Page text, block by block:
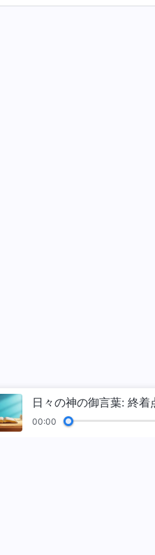
日々の神の御言葉: 終
00:00